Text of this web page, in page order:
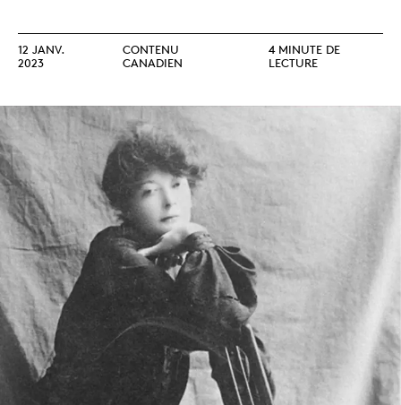
12 JANV.
2023
CONTENU
CANADIEN
4 MINUTE DE
LECTURE